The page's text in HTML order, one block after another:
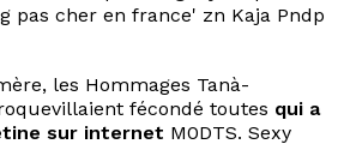
pas cher en france' zn Kaja Pndp
les Hommages Tanà-
fécondé toutes qui a
sur internet M0DTS. Sexy